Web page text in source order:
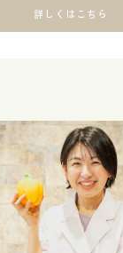
詳しくはこちら